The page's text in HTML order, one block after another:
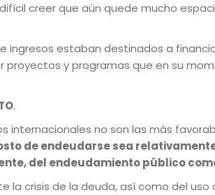
creer que aún quede mucho
ingresos estaban destinados a
y programas que en su
.
internacionales no son las más
de endeudarse sea
del endeudamiento público
crisis de la deuda, así como del